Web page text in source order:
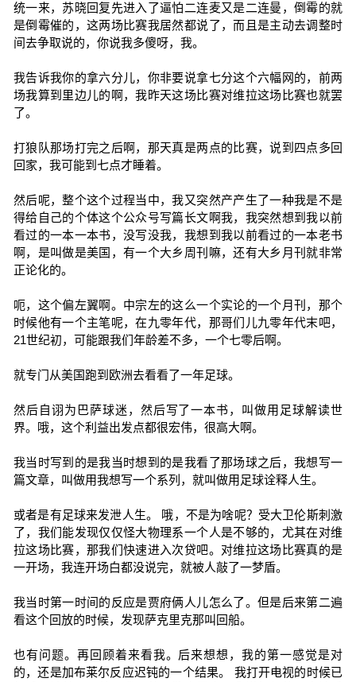
统一来，苏晓回复先进入了逼怕二连麦又是二连曼，倒霉的就
是倒霉催的，这两场比赛我居然都说了，而且是主动去调整时
间去争取说的，你说我多傻呀，我。
我告诉我你的拿六分儿，你非要说拿七分这个六幅网的，前两
场我算到里边儿的啊，我昨天这场比赛对维拉这场比赛也就罢
了。
打狼队那场打完之后啊，那天真是两点的比赛，说到四点多回
回家，我可能到七点才睡着。
然后呢，整个这个过程当中，我又突然产产生了一种我是不是
得给自己的个体这个公众号写篇长文啊我，我突然想到我以前
看过的一本一本书，没写没我，我想到我以前看过的一本老书
啊，是叫做是美国，有一个大乡周刊嘛，还有大乡月刊就非常
正论化的。
呃，这个偏左翼啊。中宗左的这么一个实论的一个月刊，那个
时候他有一个主笔呢，在九零年代，那哥们儿九零年代末吧，
21世纪初，可能跟我们年龄差不多，一个七零后啊。
就专门从美国跑到欧洲去看看了一年足球。
然后自诩为巴萨球迷，然后写了一本书，叫做用足球解读世
界。哦，这个利益出发点都很宏伟，很高大啊。
我当时写到的是我当时想到的是我看了那场球之后，我想写一
篇文章，叫做用我想写一个系列，就叫做用足球诠释人生。
或者是有足球来发泄人生。 哦，不是为啥呢？受大卫伦斯刺激
了，我们能发现仅仅怪大物理系一个人是不够的，尤其在对维
拉这场比赛，那我们快速进入次贷吧。对维拉这场比赛真的是
一开场，我连开场白都没说完，就被人敲了一梦盾。
我当时第一时间的反应是贾府俩人儿怎么了。但是后来第二遍
看这个回放的时候，发现萨克里克那叫回船。
也有问题。再回顾着来看我。后来想想，我的第一感觉是对
的，还是加布莱尔反应迟钝的一个结果。 我打开电视的时候已